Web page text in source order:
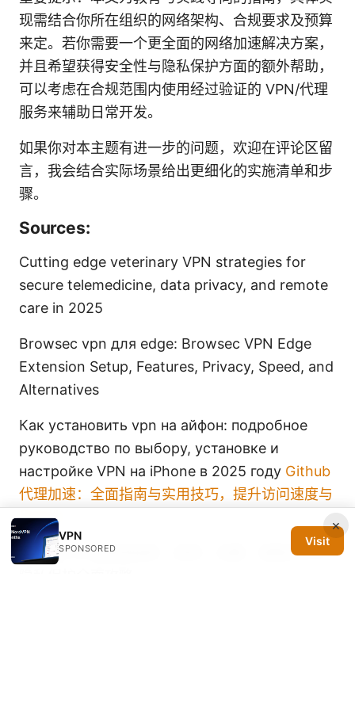
现需结合你所在组织的网络架构、合规要求及预算
来定。若你需要一个更全面的网络加速解决方案，
并且希望获得安全性与隐私保护方面的额外帮助，
可以考虑在合规范围内使用经过验证的 VPN/代理
服务来辅助日常开发。
如果你对本主题有进一步的问题，欢迎在评论区留
言，我会结合实际场景给出更细化的实施清单和步
骤。
Sources:
Cutting edge veterinary VPN strategies for
secure telemedicine, data privacy, and remote
care in 2025
Browsec vpn для edge: Browsec VPN Edge
Extension Setup, Features, Privacy, Speed, and
Alternatives
Как установить vpn на айфон: подробное
руководство по выбору, установке и
настройке VPN на iPhone в 2025 году Github
代理加速：全面指南与实用技巧，提升访问速度与
稳定性
国内vpn节点使用指南：选择、设置、速度优化与
×
VPN
SPONSORED
Visit